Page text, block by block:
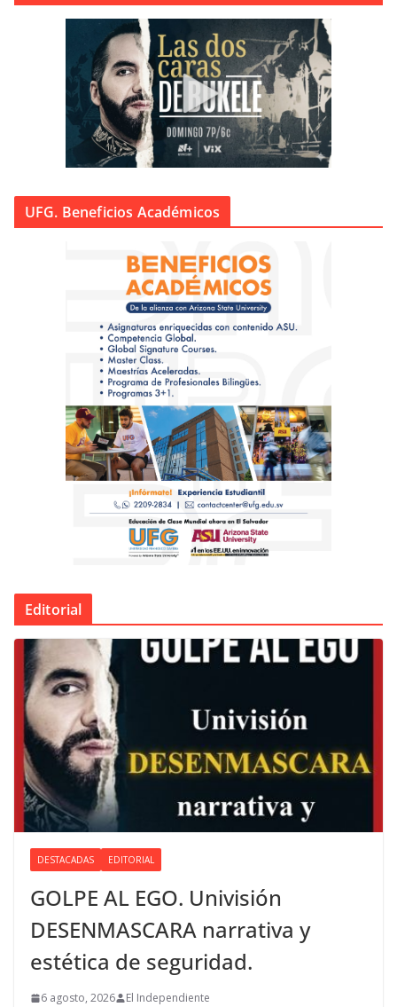
UFG. Beneficios Académicos
Editorial
DESTACADAS EDITORIAL
GOLPE AL EGO. Univisión
DESENMASCARA narrativa y
estética de seguridad.
6 agosto, 2026 El Independiente